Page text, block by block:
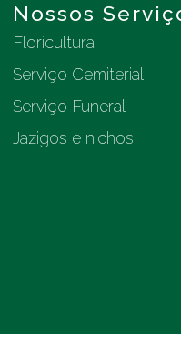
Nossos
Floricultura
Serviço Cemiterial
Serviço Funeral
Jazigos e nichos